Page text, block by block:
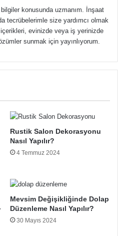
konusunda uzmanım. İnşaat
tecrübelerimle size yardımcı olmak
evinizde veya iş yerinizde
sunmak için yayınlıyorum.
Rustik Salon Dekorasyonu
Nasıl Yapılır?
4 Temmuz 2024
Mevsim Değişikliğinde Dolap
Düzenleme Nasıl Yapılır?
30 Mayıs 2024